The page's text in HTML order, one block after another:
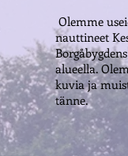
Olemme
nauttineet
alueella.
kuvia ja
tänne.